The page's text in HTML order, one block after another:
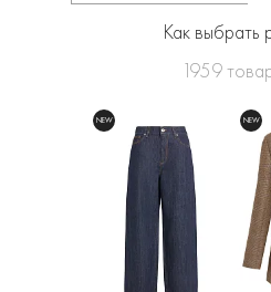
Как выбрать
1959
NEW NEW